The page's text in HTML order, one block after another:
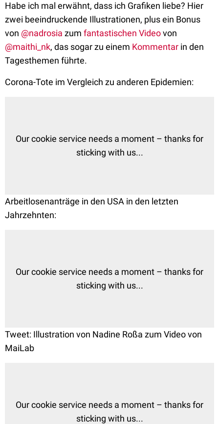
Habe ich mal erwähnt, dass ich Grafiken liebe? Hier
zwei beeindruckende Illustrationen, plus ein Bonus
von @nadrosia zum fantastischen Videovon
@maithi_nk, das sogar zu einem Kommentar in den
Tagesthemen führte.
Corona-Tote im Vergleich zu anderen Epidemien:
Our cookie service needs a moment – thanks for
sticking with us...
Arbeitlosenanträge in den USA in den letzten
Jahrzehnten:
Our cookie service needs a moment – thanks for
sticking with us...
Tweet: Illustration von Nadine Roßa zum Video von
MaiLab
Our cookie service needs a moment – thanks for
sticking with us...